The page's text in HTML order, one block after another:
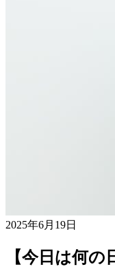
2025年6月19日
【今日は何の